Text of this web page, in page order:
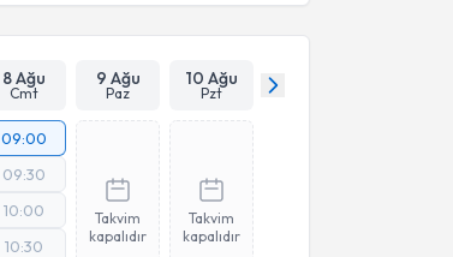
8 Ağu
Cmt
9 Ağu
Paz
10 Ağu
Pzt
09:00
09:30
10:00
10:30
Takvim
kapalıdır
Takvim
kapalıdır